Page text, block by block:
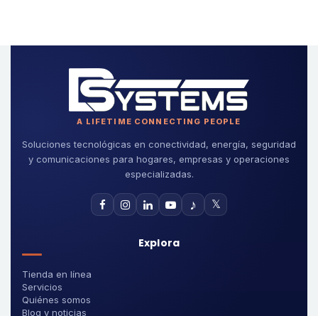
A LIFETIME CONNECTING PEOPLE
Soluciones tecnológicas en conectividad, energía, seguridad
y comunicaciones para hogares, empresas y operaciones
especializadas.
♪ 𝕏
Explora
Tienda en línea
Servicios
Quiénes somos
Blog y noticias